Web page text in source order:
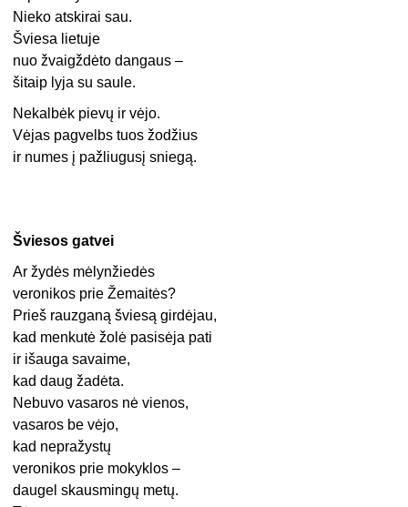
Nieko atskirai sau.
Šviesa lietuje
nuo žvaigždėto dangaus –
šitaip lyja su saule.
Nekalbėk pievų ir vėjo.
Vėjas pagvelbs tuos žodžius
ir numes į pažliugusį sniegą.
Šviesos gatvei
Ar žydės mėlynžiedės
veronikos prie Žemaitės?
Prieš rauzganą šviesą girdėjau,
kad menkutė žolė pasisėja pati
ir išauga savaime,
kad daug žadėta.
Nebuvo vasaros nė vienos,
vasaros be vėjo,
kad nepražystų
veronikos prie mokyklos –
daugel skausmingų metų.